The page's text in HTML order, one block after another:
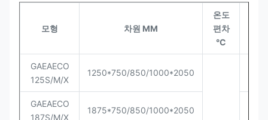
모형 차원 MM
온도
편차
°C
GAEAECO
125S/M/X
1250*750/850/1000*2050
GAEAECO
187S/M/X
1875*750/850/1000*2050